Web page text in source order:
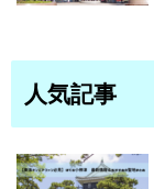
人気記事